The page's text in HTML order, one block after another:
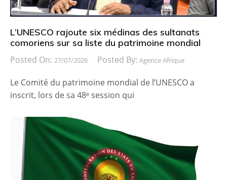
L’UNESCO rajoute six médinas des sultanats
comoriens sur sa liste du patrimoine mondial
Posted On: 27/07/2026 Posted By: Agence Afrique
Le Comité du patrimoine mondial de l’UNESCO a
inscrit, lors de sa 48ᵉ session qui